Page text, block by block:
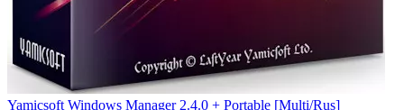
Yamicsoft Windows Manager 2.4.0 + Portable [Multi/Rus]